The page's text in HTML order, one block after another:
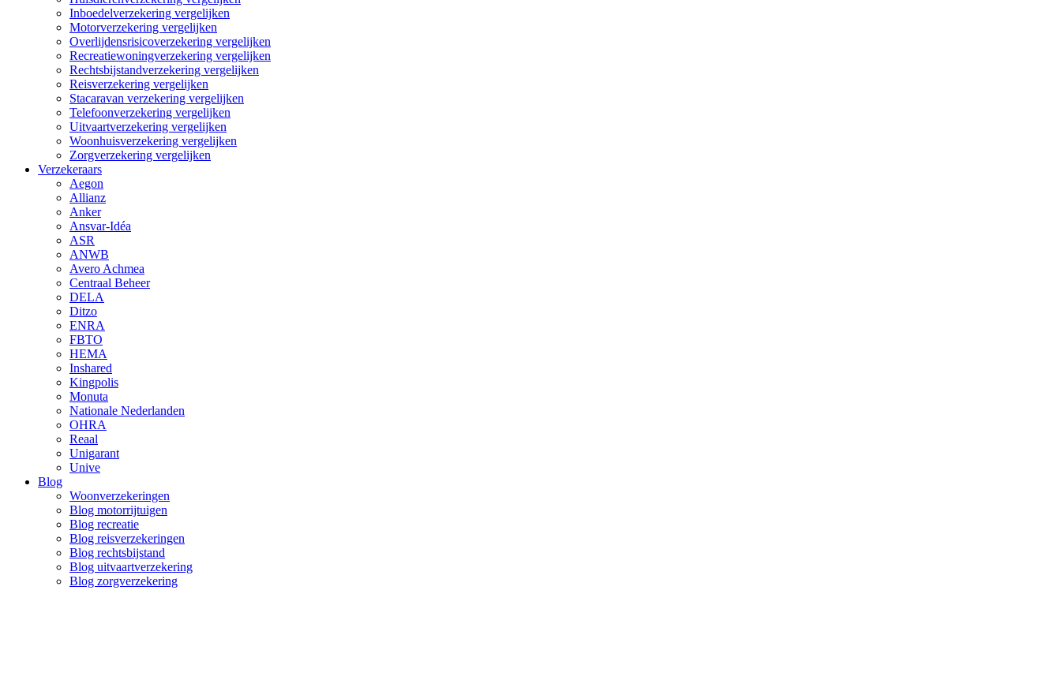
Inboedelverzekering vergelijken
Motorverzekering vergelijken
Overlijdensrisicoverzekering vergelijken
Recreatiewoningverzekering vergelijken
Rechtsbijstandverzekering vergelijken
Reisverzekering vergelijken
Stacaravan verzekering vergelijken
Telefoonverzekering vergelijken
Uitvaartverzekering vergelijken
Woonhuisverzekering vergelijken
Zorgverzekering vergelijken
Verzekeraars
Aegon
Allianz
Anker
Ansvar-Idéa
ASR
ANWB
Avero Achmea
Centraal Beheer
DELA
Ditzo
ENRA
FBTO
HEMA
Inshared
Kingpolis
Monuta
Nationale Nederlanden
OHRA
Reaal
Unigarant
Unive
Blog
Woonverzekeringen
Blog motorrijtuigen
Blog recreatie
Blog reisverzekeringen
Blog rechtsbijstand
Blog uitvaartverzekering
Blog zorgverzekering